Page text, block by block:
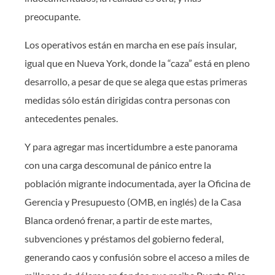
preocupante.
Los operativos están en marcha en ese país insular,
igual que en Nueva York, donde la “caza” está en pleno
desarrollo, a pesar de que se alega que estas primeras
medidas sólo están dirigidas contra personas con
antecedentes penales.
Y para agregar mas incertidumbre a este panorama
con una carga descomunal de pánico entre la
población migrante indocumentada, ayer la Oficina de
Gerencia y Presupuesto (OMB, en inglés) de la Casa
Blanca ordenó frenar, a partir de este martes,
subvenciones y préstamos del gobierno federal,
generando caos y confusión sobre el acceso a miles de